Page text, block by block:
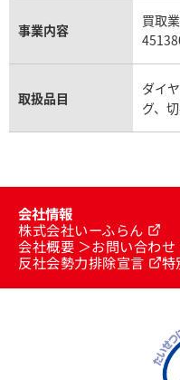
事業内容
買取
取扱品目
ダイ
グ、
会社情報
株式会社いーふらん
会社概要
お問い合わせ
反社会勢力排除宣言
特